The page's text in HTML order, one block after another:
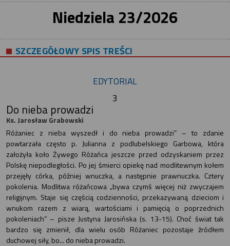
Niedziela 23/2026
SZCZEGÓŁOWY SPIS TREŚCI
EDYTORIAL
3
Do nieba prowadzi
Ks. Jarosław Grabowski
Różaniec z nieba wyszedł i do nieba prowadzi” – to zdanie
powtarzała często p. Julianna z podlubelskiego Garbowa, która
założyła koło Żywego Różańca jeszcze przed odzyskaniem przez
Polskę niepodległości. Po jej śmierci opiekę nad modlitewnym kołem
przejęły córka, później wnuczka, a następnie prawnuczka. Cztery
pokolenia. Modlitwa różańcowa „bywa czymś więcej niż zwyczajem
religijnym. Staje się częścią codzienności, przekazywaną dzieciom i
wnukom razem z wiarą, wartościami i pamięcią o poprzednich
pokoleniach” – pisze Justyna Jarosińska (s. 13-15). Choć świat tak
bardzo się zmienił, dla wielu osób Różaniec pozostaje źródłem
duchowej siły, bo... do nieba prowadzi.